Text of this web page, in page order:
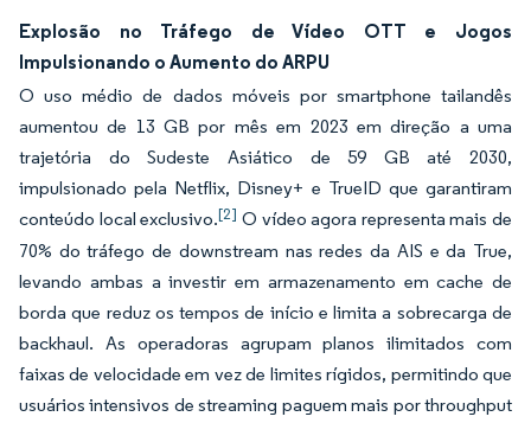
Explosão no Tráfego de Vídeo OTT e Jogos
Impulsionando o Aumento do ARPU
O uso médio de dados móveis por smartphone tailandês
aumentou de 13 GB por mês em 2023 em direção a uma
trajetória do Sudeste Asiático de 59 GB até 2030,
impulsionado pela Netflix, Disney+ e TrueID que garantiram
conteúdo local exclusivo.[2] O vídeo agora representa mais de
70% do tráfego de downstream nas redes da AIS e da True,
levando ambas a investir em armazenamento em cache de
borda que reduz os tempos de início e limita a sobrecarga de
backhaul. As operadoras agrupam planos ilimitados com
faixas de velocidade em vez de limites rígidos, permitindo que
usuários intensivos de streaming paguem mais por throughput